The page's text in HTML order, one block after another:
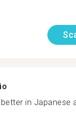
in Japanese